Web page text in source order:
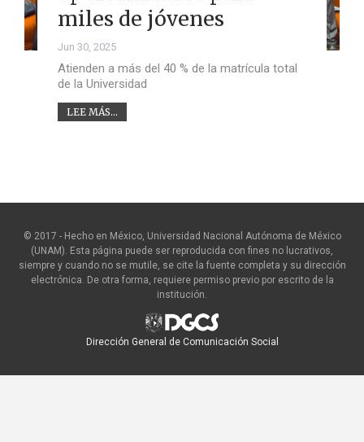
miles de jóvenes
Jun 30, 2025
Atienden a más del 40 % de la matrícula total
de la Universidad
LEE MÁS...
© 2017 - Hecho en México, Universidad Nacional Autónoma de México
(UNAM). Esta página puede ser reproducida con fines no lucrativos,
siempre y cuando no se mutile, se cite la fuente completa y su dirección
electrónica. De otra forma, requiere permiso previo por escrito de la
institución.
Dirección General de Comunicación Social